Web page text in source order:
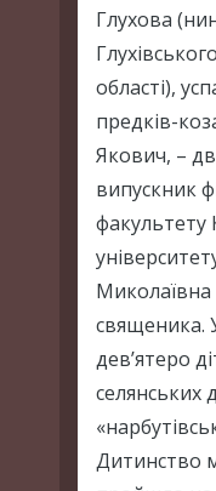
Глухова
області),
предків-
Якович, –
випускник
факультету
священика.
дев’ятеро
селянських
Дитинство